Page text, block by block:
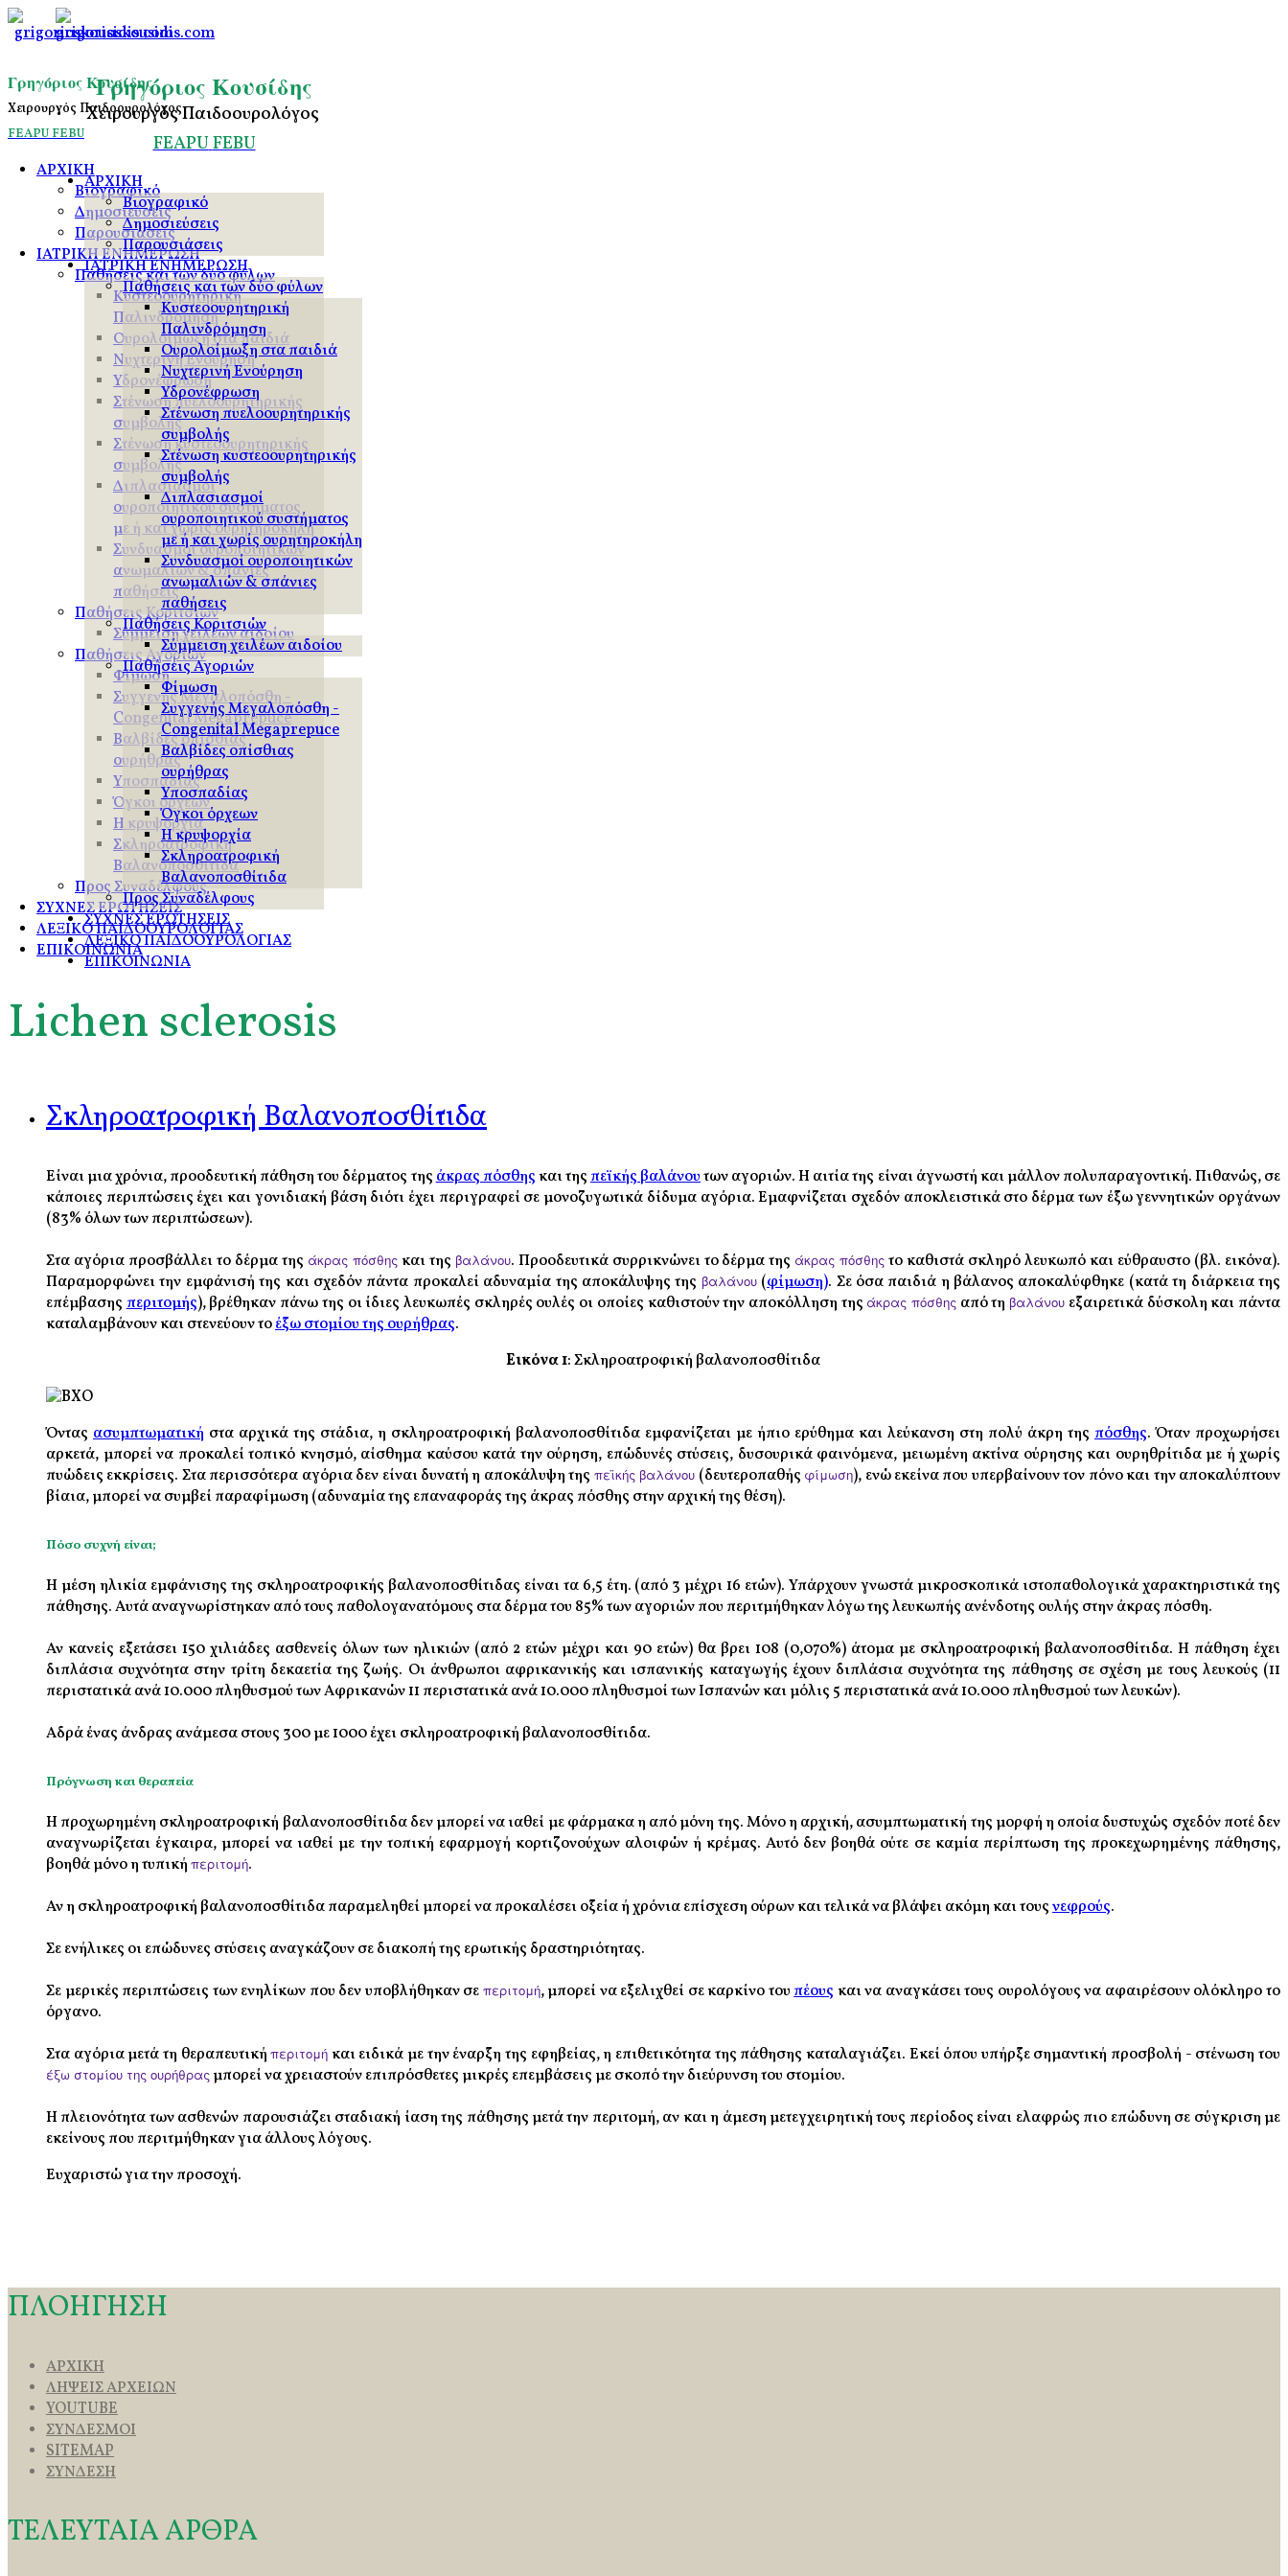
Γρηγόριος Κουσίδης
Χειρουργός Παιδοουρολόγος
FEAPUFEBU
ΑΡΧΙΚΗ
Βιογραφικό
Δημοσιεύσεις
Παρουσιάσεις
ΙΑΤΡΙΚΗ ΕΝΗΜΕΡΩΣΗ
Παθήσεις και των δύο φύλων
Κυστεοουρητηρική
Παλινδρόμηση
Ουρολοίμωξη στα παιδιά
Νυχτερινή Ενούρηση
Υδρονέφρωση
Στένωση πυελοουρητηρικής
συμβολής
Στένωση κυστεοουρητηρικής
συμβολής
Διπλασιασμοί
ουροποιητικού συστήματος
με ή και χωρίς ουρητηροκήλη
Συνδυασμοί ουροποιητικών
ανωμαλιών & σπάνιες
παθήσεις
Παθήσεις Κοριτσιών
Σύμμειση χειλέων αιδοίου
Παθήσεις Αγοριών
Φίμωση
Συγγενής Μεγαλοπόσθη -
Congenital Megaprepuce
Βαλβίδες οπίσθιας
ουρήθρας
Υποσπαδίας
Όγκοι όρχεων
Η κρυψορχία
Σκληροατροφική
Βαλανοποσθίτιδα
Προς Συναδέλφους
ΣΥΧΝΕΣ ΕΡΩΤΗΣΕΙΣ
ΛΕΞΙΚΟ ΠΑΙΔΟΟΥΡΟΛΟΓΙΑΣ
ΕΠΙΚΟΙΝΩΝΙΑ
Γρηγόριος Κουσίδης
Χειρουργός Παιδοουρολόγος
FEAPUFEBU
ΑΡΧΙΚΗ
Βιογραφικό
Δημοσιεύσεις
Παρουσιάσεις
ΙΑΤΡΙΚΗ ΕΝΗΜΕΡΩΣΗ
Παθήσεις και των δύο φύλων
Κυστεοουρητηρική
Παλινδρόμηση
Ουρολοίμωξη στα παιδιά
Νυχτερινή Ενούρηση
Υδρονέφρωση
Στένωση πυελοουρητηρικής
συμβολής
Στένωση κυστεοουρητηρικής
συμβολής
Διπλασιασμοί
ουροποιητικού συστήματος
με ή και χωρίς ουρητηροκήλη
Συνδυασμοί ουροποιητικών
ανωμαλιών & σπάνιες
παθήσεις
Παθήσεις Κοριτσιών
Σύμμειση χειλέων αιδοίου
Παθήσεις Αγοριών
Φίμωση
Συγγενής Μεγαλοπόσθη -
Congenital Megaprepuce
Βαλβίδες οπίσθιας
ουρήθρας
Υποσπαδίας
Όγκοι όρχεων
Η κρυψορχία
Σκληροατροφική
Βαλανοποσθίτιδα
Προς Συναδέλφους
ΣΥΧΝΕΣ ΕΡΩΤΗΣΕΙΣ
ΛΕΞΙΚΟ ΠΑΙΔΟΟΥΡΟΛΟΓΙΑΣ
ΕΠΙΚΟΙΝΩΝΙΑ
Lichen sclerosis
Σκληροατροφική Βαλανοποσθίτιδα
Είναι μια χρόνια, προοδευτική πάθηση του δέρματος τηςάκρας πόσθηςκαι τηςπεϊκής βαλάνουτων αγοριών. Η αιτία της είναι άγνωστή και μάλλον πολυπαραγοντική. Πιθανώς, σε
κάποιες περιπτώσεις έχει και γονιδιακή βάση διότι έχει περιγραφεί σε μονοζυγωτικά δίδυμα αγόρια. Εμαφνίζεται σχεδόν αποκλειστικά στο δέρμα των έξω γεννητικών οργάνων
(83% όλων των περιπτώσεων).
Στα αγόρια προσβάλλει το δέρμα της άκρας πόσθηςκαι της βαλάνου. Προοδευτικά συρρικνώνει το δέρμα της άκρας πόσθης το καθιστά σκληρό λευκωπό και εύθραυστο (βλ. εικόνα).
Παραμορφώνει την εμφάνισή της και σχεδόν πάντα προκαλεί αδυναμία της αποκάλυψης της βαλάνου(φίμωση). Σε όσα παιδιά η βάλανος αποκαλύφθηκε (κατά τη διάρκεια της
επέμβασηςπεριτομής), βρέθηκαν πάνω της οι ίδιες λευκωπές σκληρές ουλές οι οποίες καθιστούν την αποκόλληση της άκρας πόσθης από τη βαλάνου εξαιρετικά δύσκολη και πάντα
καταλαμβάνουν και στενεύουν τοέξω στομίου της ουρήθρας.
Εικόνα 1:Σκληροατροφική βαλανοποσθίτιδα
Όντας ασυμπτωματική στα αρχικά της στάδια, η σκληροατροφική βαλανοποσθίτιδα εμφανίζεται με ήπιο ερύθημα και λεύκανση στη πολύ άκρη της πόσθης. Όταν προχωρήσει
αρκετά, μπορεί να προκαλεί τοπικό κνησμό, αίσθημα καύσου κατά την ούρηση, επώδυνές στύσεις, δυσουρικά φαινόμενα, μειωμένη ακτίνα ούρησης και ουρηθρίτιδα με ή χωρίς
πυώδεις εκκρίσεις. Στα περισσότερα αγόρια δεν είναι δυνατή η αποκάλυψη της πεϊκής βαλάνου (δευτεροπαθής φίμωση), ενώ εκείνα που υπερβαίνουν τον πόνο και την αποκαλύπτουν
βίαια, μπορεί να συμβεί παραφίμωση (αδυναμία της επαναφοράς της άκρας πόσθης στην αρχική της θέση).
Πόσο συχνή είναι;
Η μέση ηλικία εμφάνισης της σκληροατροφικής βαλανοποσθίτιδας είναι τα 6,5 έτη. (από 3 μέχρι 16 ετών). Υπάρχουν γνωστά μικροσκοπικά ιστοπαθολογικά χαρακτηριστικά της
πάθησης. Αυτά αναγνωρίστηκαν από τους παθολογανατόμους στα δέρμα του 85% των αγοριών που περιτμήθηκαν λόγω της λευκωπής ανένδοτης ουλής στην άκρας πόσθη.
Αν κανείς εξετάσει 150 χιλιάδες ασθενείς όλων των ηλικιών (από 2 ετών μέχρι και 90 ετών) θα βρει 108 (0,070%) άτομα με σκληροατροφική βαλανοποσθίτιδα. Η πάθηση έχει
διπλάσια συχνότητα στην τρίτη δεκαετία της ζωής. Οι άνθρωποι αφρικανικής και ισπανικής καταγωγής έχουν διπλάσια συχνότητα της πάθησης σε σχέση με τους λευκούς (11
περιστατικά ανά 10.000 πληθυσμού των Αφρικανών 11 περιστατικά ανά 10.000 πληθυσμοί των Ισπανών και μόλις 5 περιστατικά ανά 10.000 πληθυσμού των λευκών).
Αδρά ένας άνδρας ανάμεσα στους 300 με 1000 έχει σκληροατροφική βαλανοποσθίτιδα.
Πρόγνωση και θεραπεία
Η προχωρημένη σκληροατροφική βαλανοποσθίτιδα δεν μπορεί να ιαθεί με φάρμακα η από μόνη της. Μόνο η αρχική, ασυμπτωματική της μορφή η οποία δυστυχώς σχεδόν ποτέ δεν
αναγνωρίζεται έγκαιρα, μπορεί να ιαθεί με την τοπική εφαρμογή κορτιζονούχων αλοιφών ή κρέμας. Αυτό δεν βοηθά ούτε σε καμία περίπτωση της προκεχωρημένης πάθησης,
βοηθά μόνο η τυπική περιτομή.
Αν η σκληροατροφική βαλανοποσθίτιδα παραμεληθεί μπορεί να προκαλέσει οξεία ή χρόνια επίσχεση ούρων και τελικά να βλάψει ακόμη και τουςνεφρούς.
Σε ενήλικες οι επώδυνες στύσεις αναγκάζουν σε διακοπή της ερωτικής δραστηριότητας.
Σε μερικές περιπτώσεις των ενηλίκων που δεν υποβλήθηκαν σε περιτομή, μπορεί να εξελιχθεί σε καρκίνο τουπέους και να αναγκάσει τους ουρολόγους να αφαιρέσουν ολόκληρο το
όργανο.
Στα αγόρια μετά τη θεραπευτικήπεριτομή και ειδικά με την έναρξη της εφηβείας, η επιθετικότητα της πάθησης καταλαγιάζει. Εκεί όπου υπήρξε σημαντική προσβολή - στένωση του
έξω στομίου της ουρήθρας μπορεί να χρειαστούν επιπρόσθετες μικρές επεμβάσεις με σκοπό την διεύρυνση του στομίου.
Η πλειονότητα των ασθενών παρουσιάζει σταδιακή ίαση της πάθησης μετά την περιτομή, αν και η άμεση μετεγχειρητική τους περίοδος είναι ελαφρώς πιο επώδυνη σε σύγκριση με
εκείνους που περιτμήθηκαν για άλλους λόγους.
Ευχαριστώ για την προσοχή.
ΠΛΟΗΓΗΣΗ
ΑΡΧΙΚΗ
ΛΗΨΕΙΣ ΑΡΧΕΙΩΝ
YOUTUBE
ΣΥΝΔΕΣΜΟΙ
SITEMAP
ΣΥΝΔΕΣΗ
ΤΕΛΕΥΤΑΙΑ ΑΡΘΡΑ